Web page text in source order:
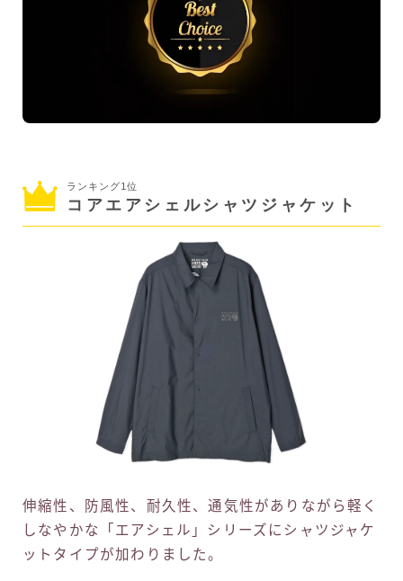
ランキング1位
コアエアシェルシャツジャケット
伸縮性、防風性、耐久性、通気性がありながら軽く
しなやかな「エアシェル」シリーズにシャツジャケ
ットタイプが加わりました。